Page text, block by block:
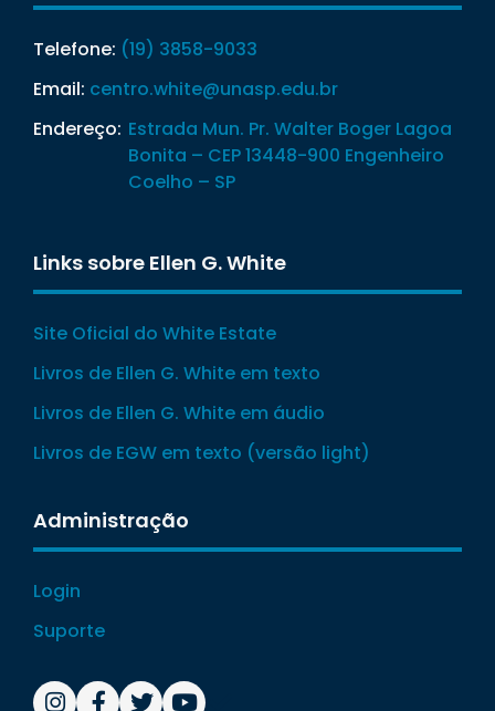
Telefone: (19) 3858-9033
Email: centro.white@unasp.edu.br
Endereço: Estrada Mun. Pr. Walter Boger Lagoa
Bonita – CEP 13448-900 Engenheiro
Coelho – SP
Links sobre Ellen G. White
Site Oficial do White Estate
Livros de Ellen G. White em texto
Livros de Ellen G. White em áudio
Livros de EGW em texto (versão light)
Administração
Login
Suporte